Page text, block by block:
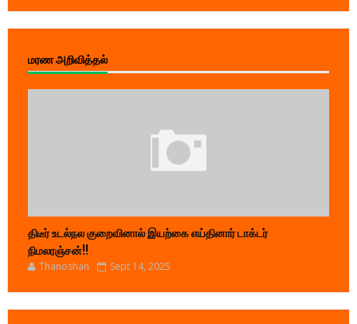
மரண அறிவித்தல்
திடீர் உடல்நல குறைவினால் இயற்கை எய்தினார் டாக்டர்
நிமலரஞ்சன்!!
Thanoshan Sept 14, 2025